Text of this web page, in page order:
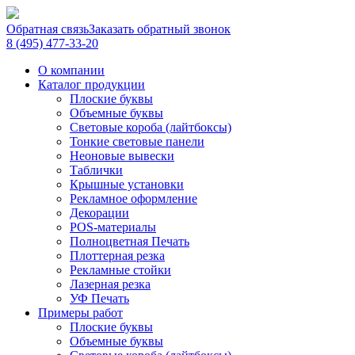
Обратная связьЗаказать обратный звонок
8 (495) 477-33-20
О компании
Каталог продукции
Плоские буквы
Объемные буквы
Световые короба (лайтбоксы)
Тонкие световые панели
Неоновые вывески
Таблички
Крышные установки
Рекламное оформление
Декорации
POS-материалы
Полноцветная Печать
Плоттерная резка
Рекламные стойки
Лазерная резка
УФ Печать
Примеры работ
Плоские буквы
Объемные буквы